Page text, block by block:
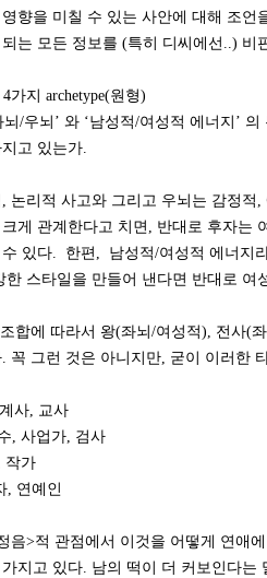
향을 미칠 수 있는 사안에 대해 조
는 모든 정보를 (특히 디씨에선..)
가지 archetype(원형)
/우뇌’ 와 ‘남성적/여성적 에너지’
고 있는가.
논리적 사고와 그리고 우뇌는 감정
게 관계한다고 치면, 반대로 후자는
있다. 한편, 남성적/여성적 에너지
한 스타일을 만들어 낸다면 반대로
합에 따라서 왕(좌뇌/여성적), 전사(
꼭 그런 것은 아니지만, 굳이 이러한
사, 교사
, 사업가, 검사
작가
, 연예인
음>적 관점에서 이것을 어떻게 연애
지고 있다. 남의 떡이 더 커보인다는